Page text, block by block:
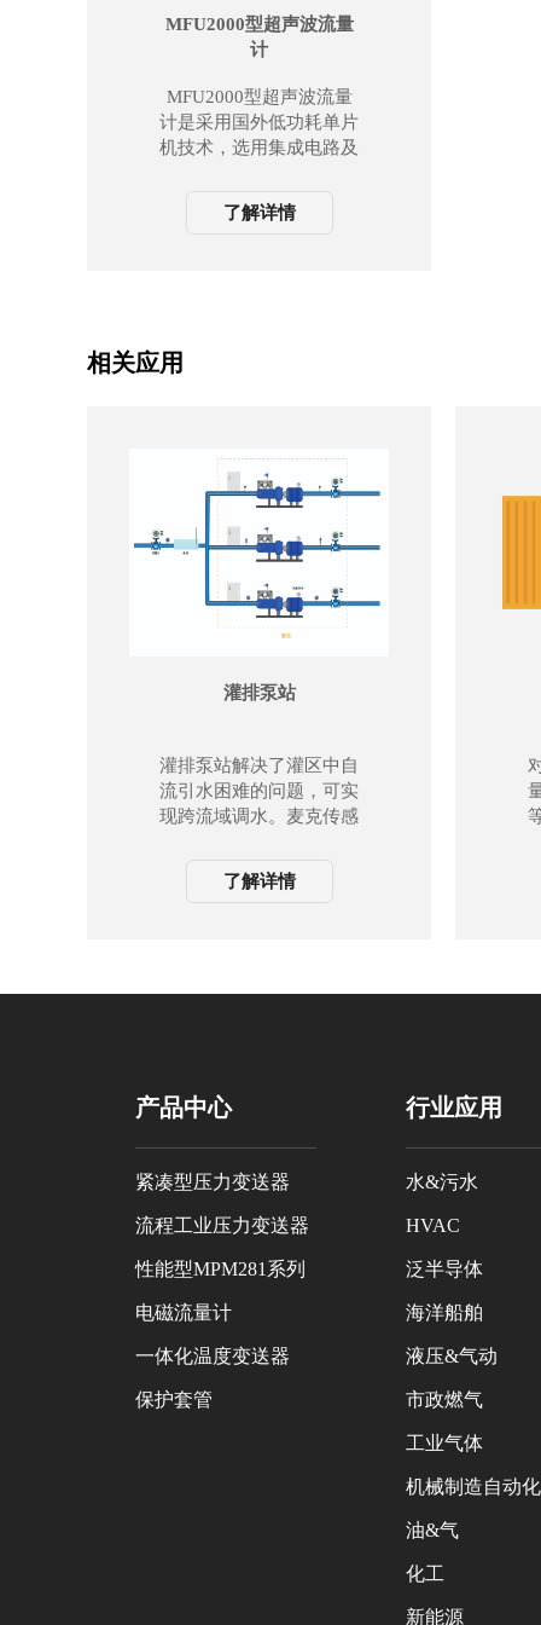
MFU2000型超声波流量
计
MFU2000型超声波流量
计是采用国外低功耗单片
机技术，选用集成电路及
种通用型高性能、低价
格、高可靠性，功能强大
了解详情
相关应用
灌排泵站
灌排泵站解决了灌区中自
流引水困难的问题，可实
现跨流域调水。麦克传感
管道的压力、流量实时监
测，助力灌区信息化及高
了解详情
产品中心
紧凑型压力变送器
流程工业压力变送器
性能型MPM281系列
电磁流量计
一体化温度变送器
保护套管
行业应用
水&污水
HVAC
泛半导体
海洋船舶
液压&气动
市政燃气
工业气体
机械制造自动化
油&气
化工
新能源